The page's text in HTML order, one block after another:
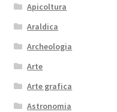
Apicoltura
Araldica
Archeologia
Arte
Arte grafica
Astronomia